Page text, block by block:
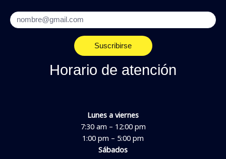
Email
Suscribirse
Horario de atención
Lunes a viernes
7:30 am – 12:00 pm
1:00 pm – 5:00 pm
Sábados